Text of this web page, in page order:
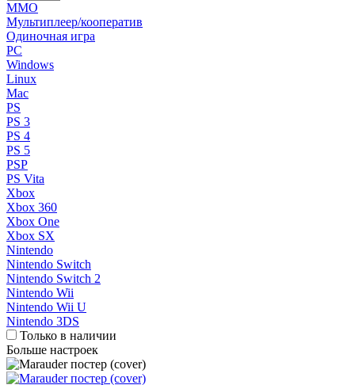
MMO
Мультиплеер/кооператив
Одиночная игра
PC
Windows
Linux
Mac
PS
PS 3
PS 4
PS 5
PSP
PS Vita
Xbox
Xbox 360
Xbox One
Xbox SX
Nintendo
Nintendo Switch
Nintendo Switch 2
Nintendo Wii
Nintendo Wii U
Nintendo 3DS
Только в наличии
Больше настроек